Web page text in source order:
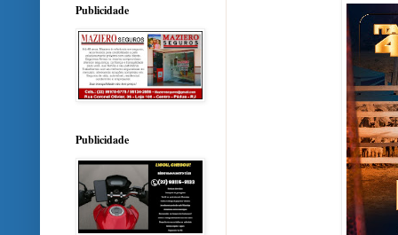
Publicidade
Publicidade